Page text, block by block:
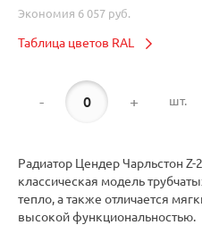
Экономия 6 057 руб.
Таблица цветов RAL
- + шт.
Радиатор Цендер Чарльстон
классическая модель
тепло, а также отличается
высокой функциональностью.